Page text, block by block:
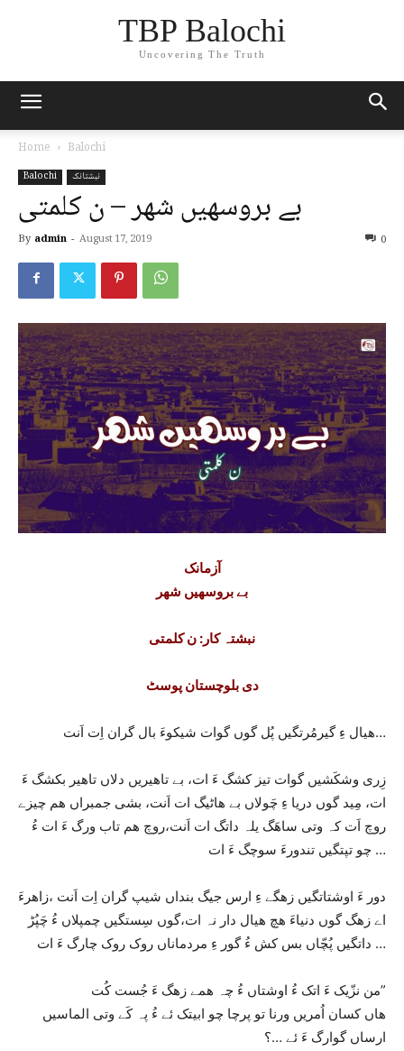
TBP Balochi
Uncovering The Truth
Home Balochi
Balochi نبشتانک
بے بروسھیں شھر – ن کلمتی
By admin - August 17, 2019 0
آزمانک
بے بروسھیں شھر
نبشتہ کار: ن کلمتی
دی بلوچستان پوسٹ
ھیال ءِ گیرمُرتگیں پُل گوں گوات شیکوءَ بال گران اِت اَنت…
زِری وشکَشیں گوات تیز کشگ ءَ ات، بے تاھیریں دلاں تاھیر بکشگ ءَ
ات، مِید گوں دریا ءِ چَولاں بے ھاٹیگ ات اَنت، بشی جمبراں ھم چیزے
روچ اَت کہ وتی ساھَگ یلہ داتگ ات اَنت،روچ ھم تاب ورگ ءَ ات ءُ
چو تپتگیں تندورءَ سوچگ ءَ ات …
دور ءَ اوشتاتگیں زھگے ءِ ارس جیگ بنداں شیپ گران اِت اَنت ،زاھرءَ
اے زھگ گوں دنیاءَ ھچ ھیال دار نہ ات،گوں سِستگیں چمپلاں ءُ چَپُڑ
داتگیں پُچّاں بس کش ءُ گور ءِ مردماناں روک روک چارگ ءَ ات …
من نزّیک ءَ اتک ءُ اوشتاں ءُ چہ ھمے زھگ ءَ جُست کُت”
ھاں کسان اُمریں ورنا تو پرچا چو ابیتک ئے ءُ پہ کَے وتی الماسیں
ارساں گوارگ ءَ ئے …؟